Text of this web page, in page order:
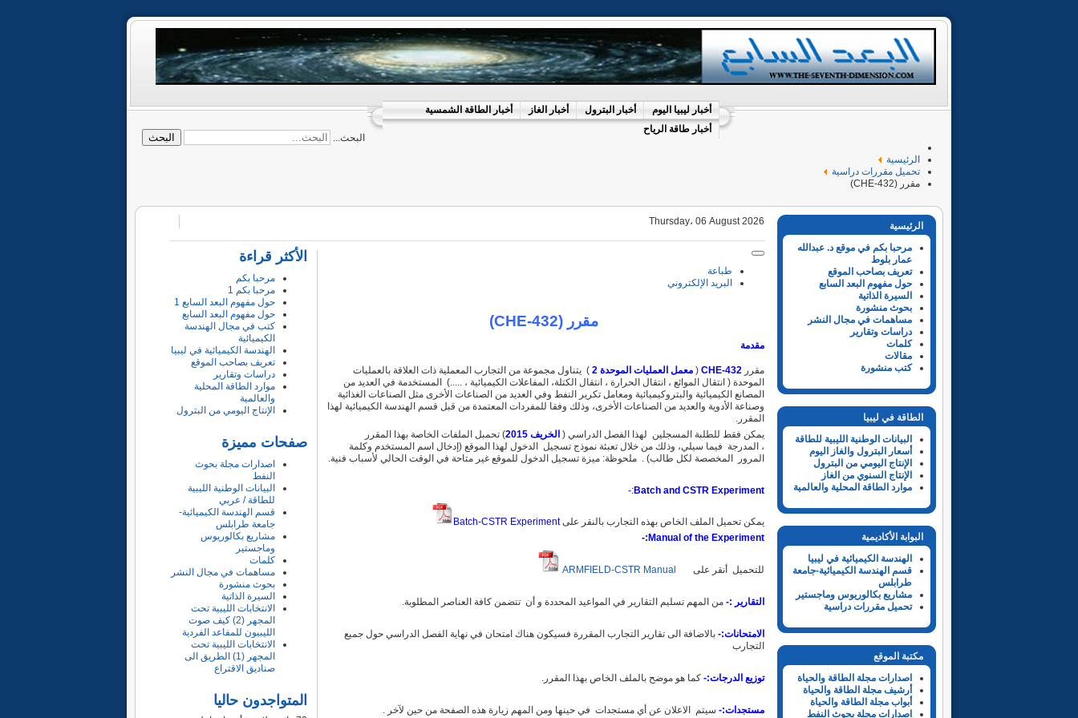
أخبار ليبيا اليوم أخبار البترول أخبار الغاز
أخبار الطاقة الشمسية
أخبار طاقة الرياح
البحث... البحث
الرئيسية
تحميل مقررات دراسية
مقرر (CHE-432)
الرئيسية
مرحبا بكم في موقع د. عبدالله
عمار بلوط
تعريف بصاحب الموقع
حول مفهوم البعد السابع
السيرة الذاتية
بحوث منشورة
مساهمات في مجال النشر
دراسات وتقارير
كلمات
مقالات
كتب منشورة
الطاقة في ليبيا
البيانات الوطنية الليبية للطاقة
أسعار البترول والغاز اليوم
الإنتاج اليومي من البترول
الإنتاج السنوي من الغاز
موارد الطاقة المحلية والعالمية
البوابة الأكاديمية
الهندسة الكيميائية في ليبيا
قسم الهندسة الكيميائية-جامعة
طرابلس
مشاريع بكالوريوس وماجستير
تحميل مقررات دراسية
مكتبة الموقع
اصدارات مجلة الطاقة والحياة
أرشيف مجلة الطاقة والحياة
أبواب مجلة الطاقة والحياة
اصدارات مجلة بحوث النفط
Thursday، 06 August 2026
طباعة
البريد الإلكتروني
مقرر (CHE-432)
مقدمة
مقرر CHE-432
( معمل العمليات الموحدة 2
) يتناول مجموعة من التجارب المعملية ذات العلاقة بالعمليات
الموحدة ( انتقال الموائع ، انتقال الحرارة ، انتقال الكتلة، المفاعلات الكيميائية ، .....) المستخدمة في العديد من
المصانع الكيميائية والبتروكيميائية ومعامل تكرير النفط وفي العديد من الصناعات الأخرى مثل الصناعات الغذائية
وصناعة الأدوية والعديد من الصناعات الأخرى، وذلك وفقا للمفردات المعتمدة من قبل قسم الهندسة الكيميائية لهذا
المقرر.
يمكن فقط للطلبة المسجلين لهذا الفصل الدراسي ( الخريف 2015
) تحمبل الملفات الخاصة بهذا المقرر
، المدرجة فيما سيلي، وذلك من خلال تعبئة نموذج تسجيل الدخول لهذا الموقع (إدخال اسم المستخدم وكلمة
المرور المخصصة لكل طالب) . ملحوظة: ميزة تسجيل الدخول للموقع غير متاحة في الوقت الحالي لأسباب فنية.
Batch and CSTR Experiment
:-
يمكن تحميل الملف الخاص بهذه التجارب بالنقر علىBatch-CSTR Experiment
Manual of the Experiment:-
للتحميل أنقر على ARMFIELD-CSTR Manual
التقارير :- من المهم تسليم التقارير في المواعيد المحددة و أن تتضمن كافة العناصر المطلوبة.
الامتحانات:- بالاضافة الى تقارير التجارب المقررة فسيكون هناك امتحان في نهاية الفصل الدراسي حول جميع
التجارب
توزيع الدرجات:- كما هو موضح بالملف الخاص بهذا المقرر.
مستجدات:- سيتم الاعلان عن أي مستجدات في حينها ومن المهم زيارة هذه الصفحة من حين لآخر .
الأكثر قراءة
مرحبا بكم
مرحبا بكم 1
حول مفهوم البعد السابع 1
حول مفهوم البعد السابع
كتب في مجال الهندسة
الكيميائية
الهندسة الكيميائية في ليبيا
تعريف بصاحب الموقع
دراسات وتقارير
موارد الطاقة المحلية
والعالمية
الإنتاج اليومي من البترول
صفحات مميزة
اصدارات مجلة بحوث
النفط
البيانات الوطنية الليبية
للطاقة / عربي
قسم الهندسة الكيميائية-
جامعة طرابلس
مشاريع بكالوريوس
وماجستير
كلمات
مساهمات في مجال النشر
بحوث منشورة
السيرة الذاتية
الانتخابات الليبية تحت
المجهر (2) كيف صوت
الليبيون للمفاعد الفردية
الانتخابات الليبية تحت
المجهر (1) الطريق الى
صناديق الاقتراع
المتواجدون حاليا